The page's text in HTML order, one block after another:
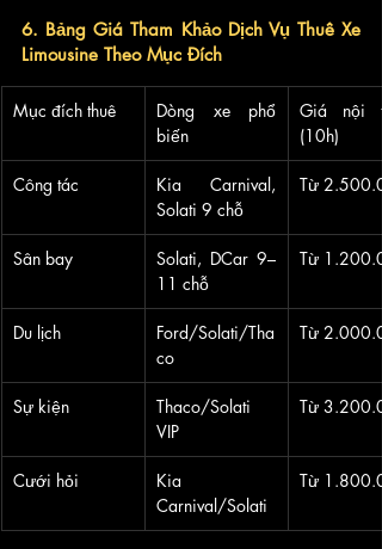
6. Bảng Giá Tham Khảo Dịch Vụ Thuê Xe
Limousine Theo Mục Đích
Mục đích thuê
Dòng xe phổ
biến
Giá nội
(10h)
Công tác
Kia Carnival,
Solati 9 chỗ
Từ
Sân bay
Solati, DCar 9–
11 chỗ
Từ
Du lịch
Ford/Solati/Tha
co
Từ
Sự kiện
Thaco/Solati
VIP
Từ
Cưới hỏi
Kia
Carnival/Solati
Từ